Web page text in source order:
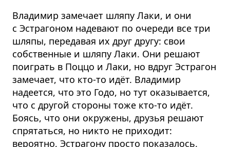
Владимир замечает шляпу Лаки, и они
с Эстрагоном надевают по очереди все три
шляпы, передавая их друг другу: свои
собственные и шляпу Лаки. Они решают
поиграть в Поццо и Лаки, но вдруг Эстрагон
замечает, что кто-то идёт. Владимир
надеется, что это Годо, но тут оказывается,
что с другой стороны тоже кто-то идёт.
Боясь, что они окружены, друзья решают
спрятаться, но никто не приходит:
вероятно, Эстрагону просто показалось.